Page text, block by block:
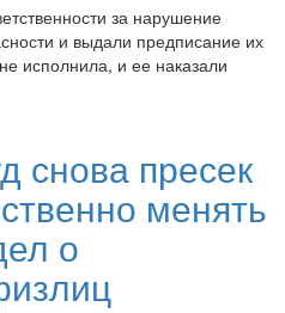
за нарушение
и выдали предписание их
исполнила, и ее наказали
снова пресек
менять
о